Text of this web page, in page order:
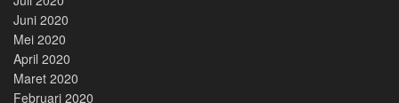
Juni 2020
Mei 2020
April 2020
Maret 2020
Februari 2020